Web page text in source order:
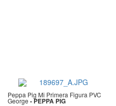
Peppa Pig Mi Primera Figura PVC
George - PEPPA PIG